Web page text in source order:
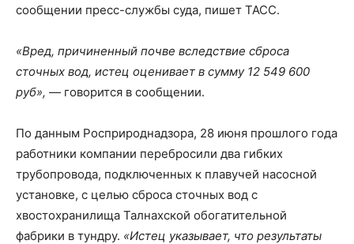
сообщении пресс-службы суда, пишет ТАСС.
«Вред, причиненный почве вследствие сброса
сточных вод, истец оценивает в сумму 12 549 600
руб», — говорится в сообщении.
По данным Росприроднадзора, 28 июня прошлого года
работники компании перебросили два гибких
трубопровода, подключенных к плавучей насосной
установке, с целью сброса сточных вод с
хвостохранилища Талнахской обогатительной
фабрики в тундру. «Истец указывает, что результаты